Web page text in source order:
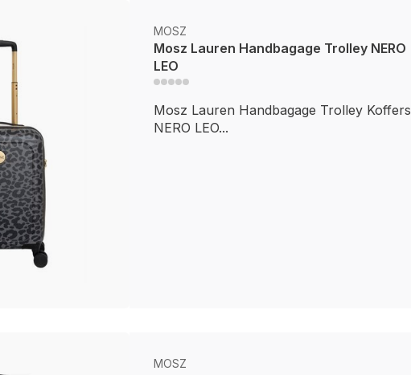
MOSZ
Mosz Lauren Handbagage Trolley NERO
LEO
Mosz Lauren Handbagage Trolley Koffers
NERO LEO...
MOSZ